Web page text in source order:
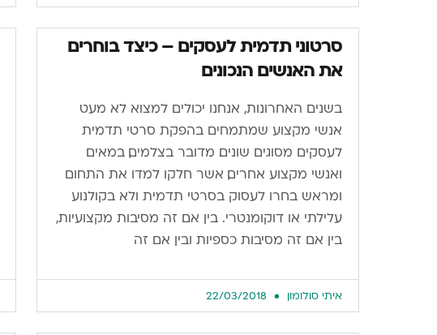
סרטוני תדמית לעסקים – כיצד בוחרים
את האנשים הנכונים
בשנים האחרונות, אנחנו יכולים למצוא לא מעט
אנשי מקצוע שמתמחים בהפקת סרטי תדמית
לעסקים מסוגים שונים. מדובר בצלמים, במאים
ואנשי מקצוע אחרים, אשר חלקו למדו את התחום
ומראש בחרו לעסוק בסרטי תדמית ולא בקולנוע
עלילתי או דוקומנטרי. בין אם זה מסיבות מקצועיות,
בין אם זה מסיבות כספיות ובין אם זה
איתי סולומון